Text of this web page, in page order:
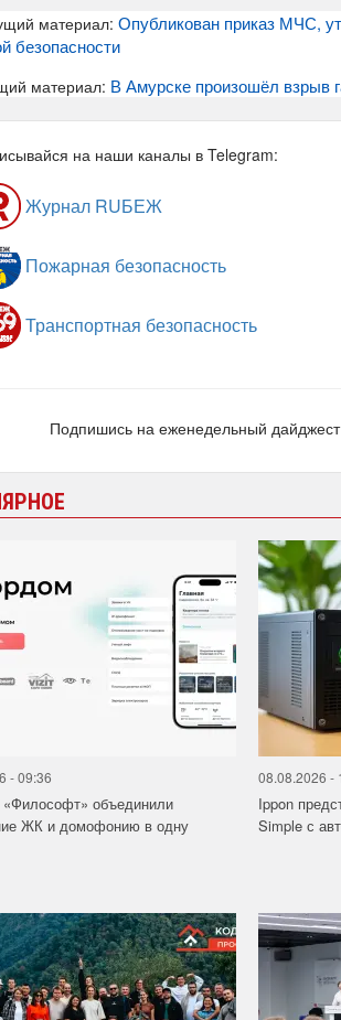
материал: Опубликован приказ МЧС,
безопасности
материал: В Амурске произошёл взрыв
на наши каналы в Telegram:
Журнал RUБЕЖ
Пожарная безопасность
Транспортная безопасность
Подпишись на еженедельный
- 09:36
объединили
ЖК и домофонию в одну
08.08.2026 -
Ippon
Simple с